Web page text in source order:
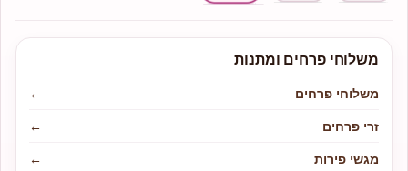
משלוחי פרחים ומתנות
משלוחי פרחים
←
זרי פרחים
←
מגשי פירות
←